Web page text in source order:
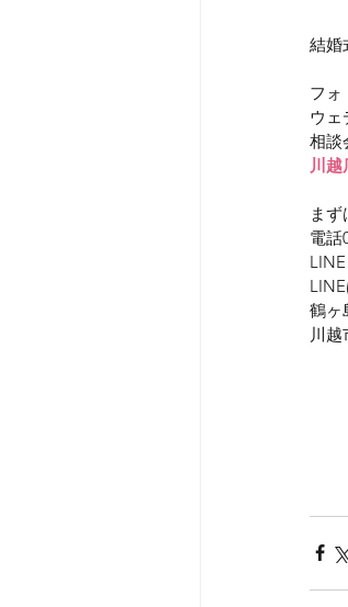
結婚
フォ
ウェ
相談
川
ま
電話
鶴ヶ
川